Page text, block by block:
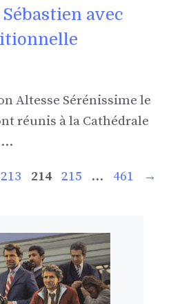
avec
Altesse Sérénissime le
réunis à la Cathédrale
…
Page
213 Page
214 Page
215 … Page
461
→